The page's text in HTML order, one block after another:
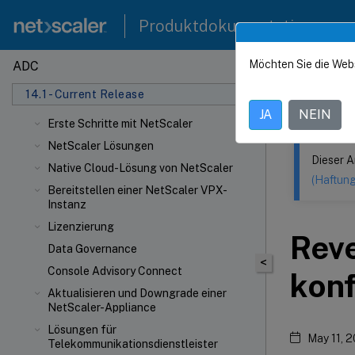
Produktdokumentation
ADC
14.1 - Current Release
NetScaler-Versionshinweise
Erste Schritte mit NetScaler
NetScaler Lösungen
Native Cloud-Lösung von NetScaler
Bereitstellen einer NetScaler VPX-
Instanz
Lizenzierung
Data Governance
Console Advisory Connect
Aktualisieren und Downgrade einer
NetScaler-Appliance
Lösungen für
Telekommunikationsdienstleister
Dieser Inhalt
<
Dieser
May 11,
Möchten Sie die
JA NEIN